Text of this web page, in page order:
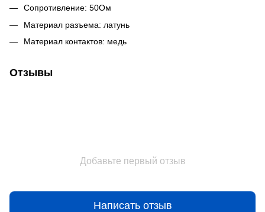
Сопротивление: 50Ом
Материал разъема: латунь
Материал контактов: медь
Отзывы
Добавьте первый отзыв
Написать отзыв